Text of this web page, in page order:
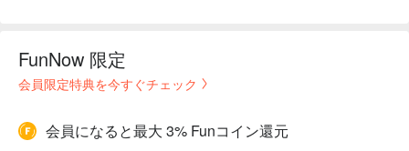
FunNow 限定
会員限定特典を今すぐチェック
会員になると最大 3% Funコイン還元